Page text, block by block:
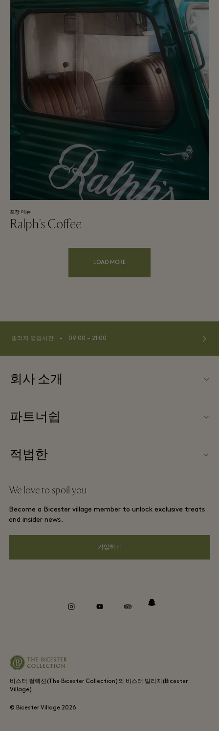
포장 메뉴
Ralph's Coffee
LOAD MORE
빌리지 영업시간 ⬩ 09:00 – 21:00
회사 소개
FAQ
Gift Card
커리어
앱 다운로드
Bicester Village (비스터 빌리지) 소개
파트너쉽
Partner offers
적법한
프리빌리지 약관
프라이버시 공지
We love to spoil you
Become a Bicester village member to unlock exclusive treats
and insider news.
가입하기
비스터 컬렉션(The Bicester Collection)의 비스터 빌리지(Bicester
Village)
© Bicester Village 2026
instagramyoutube tripadvisorsnapchat